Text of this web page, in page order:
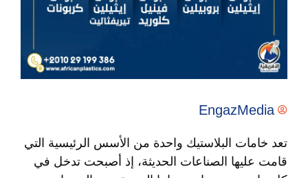
EngazMedia
تعد خامات البلاستيك واحدة من الأسس الرئيسية التي
قامت عليها الصناعات الحديثة، إذ أصبحت تدخل في